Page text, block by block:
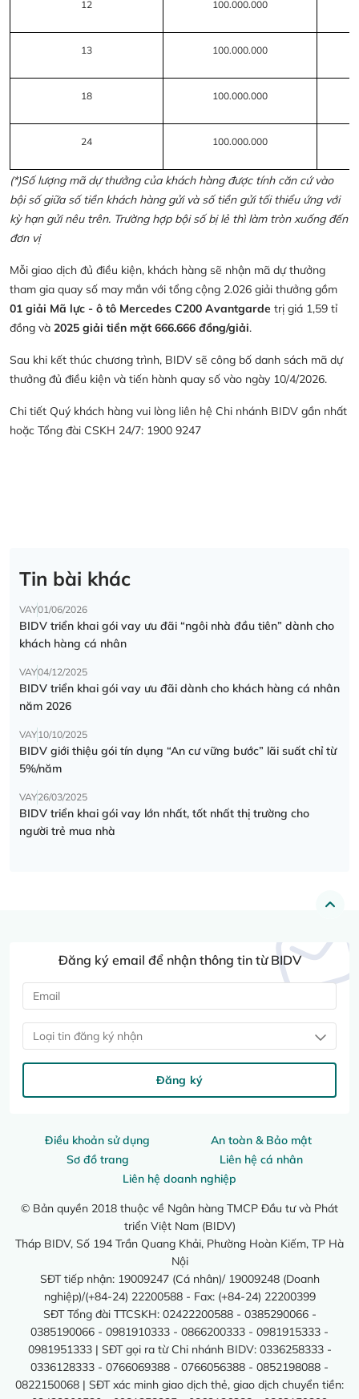
12 100.000.000
13 100.000.000
18 100.000.000
24 100.000.000
(*)Số lượng mã dự thưởng của khách hàng được tính căn cứ vào
bội số giữa số tiền khách hàng gửi và số tiền gửi tối thiểu ứng với
kỳ hạn gửi nêu trên. Trường hợp bội số bị lẻ thì làm tròn xuống đến
đơn vị
Mỗi giao dịch đủ điều kiện, khách hàng sẽ nhận mã dự thưởng
tham gia quay số may mắn với tổng cộng 2.026 giải thưởng gồm
01 giải Mã lực - ô tô Mercedes C200 Avantgarde trị giá 1,59 tỉ
đồng và 2025 giải tiền mặt 666.666 đồng/giải.
Sau khi kết thúc chương trình, BIDV sẽ công bố danh sách mã dự
thưởng đủ điều kiện và tiến hành quay số vào ngày 10/4/2026.
Chi tiết Quý khách hàng vui lòng liên hệ Chi nhánh BIDV gần nhất
hoặc Tổng đài CSKH 24/7: 1900 9247
Tin bài khác
VAY01/06/2026
BIDV triển khai gói vay ưu đãi “ngôi nhà đầu tiên” dành cho
khách hàng cá nhân
VAY04/12/2025
BIDV triển khai gói vay ưu đãi dành cho khách hàng cá nhân
năm 2026
VAY10/10/2025
BIDV giới thiệu gói tín dụng “An cư vững bước” lãi suất chỉ từ
5%/năm
VAY26/03/2025
BIDV triển khai gói vay lớn nhất, tốt nhất thị trường cho
người trẻ mua nhà
Điều khoản sử dụng
An toàn & Bảo mật
Sơ đồ trang
Liên hệ cá nhân
Liên hệ doanh nghiệp
© Bản quyền 2018 thuộc về Ngân hàng TMCP Đầu tư và Phát
triển Việt Nam (BIDV)
Tháp BIDV, Số 194 Trần Quang Khải, Phường Hoàn Kiếm, TP Hà
Nội
SĐT tiếp nhận: 19009247 (Cá nhân)/ 19009248 (Doanh
nghiệp)/(+84-24) 22200588 - Fax: (+84-24) 22200399
SĐT Tổng đài TTCSKH: 02422200588 - 0385290066 -
0385190066 - 0981910333 - 0866200333 - 0981915333 -
0981951333 | SĐT gọi ra từ Chi nhánh BIDV: 0336258333 -
0336128333 - 0766069388 - 0766056388 - 0852198088 -
0822150068 | SĐT xác minh giao dịch thẻ, giao dịch chuyển tiền:
Đăng ký email để nhận thông tin từ BIDV
Loại tin đăng ký nhận
Đăng ký